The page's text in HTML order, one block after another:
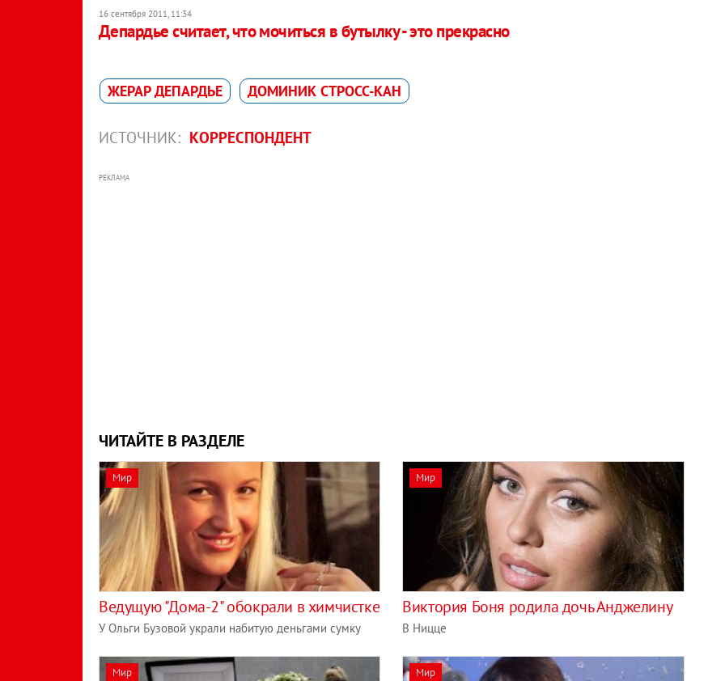
16 сентября 2011, 11:34
Депардье считает, что мочиться в бутылку - это прекрасно
ЖЕРАР ДЕПАРДЬЕ ДОМИНИК СТРОСС-КАН
ИСТОЧНИК: КОРРЕСПОНДЕНТ
РЕКЛАМА
ЧИТАЙТЕ В РАЗДЕЛЕ
Мир
Ведущую "Дома-2" обокрали в химчистке
У Ольги Бузовой украли набитую деньгами сумку
Мир
Виктория Боня родила дочь Анджелину
В Ницце
Мир Мир